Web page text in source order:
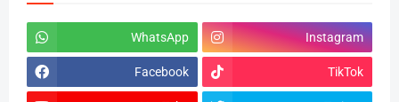
WhatsApp Instagram
Facebook TikTok